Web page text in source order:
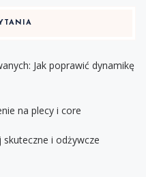
Jak poprawić dynamikę
na plecy i core
skuteczne i odżywcze